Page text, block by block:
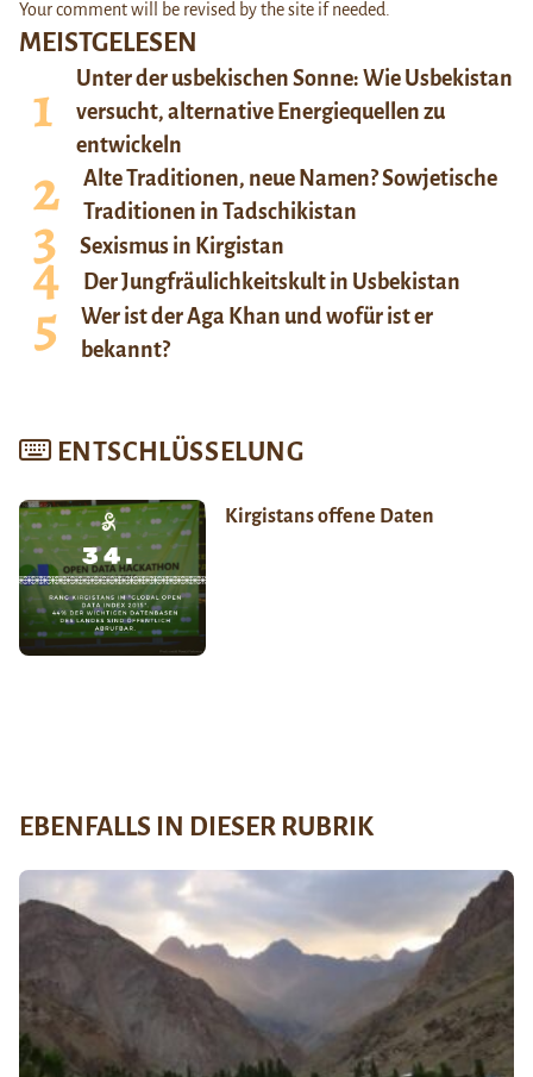
MEISTGELESEN
Unter der usbekischen Sonne: Wie Usbekistan
versucht, alternative Energiequellen zu
entwickeln
Alte Traditionen, neue Namen? Sowjetische
Traditionen in Tadschikistan
Sexismus in Kirgistan
Der Jungfräulichkeitskult in Usbekistan
Wer ist der Aga Khan und wofür ist er
bekannt?
ENTSCHLÜSSELUNG
Kirgistans offene Daten
Your comment will be revised by the site if needed.
EBENFALLS IN DIESER RUBRIK